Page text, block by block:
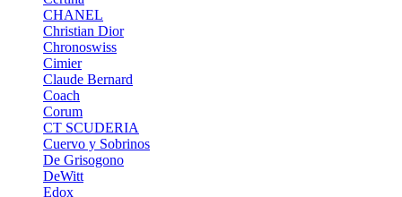
CHANEL
Christian Dior
Chronoswiss
Cimier
Claude Bernard
Coach
Corum
CT SCUDERIA
Cuervo y Sobrinos
De Grisogono
DeWitt
Edox